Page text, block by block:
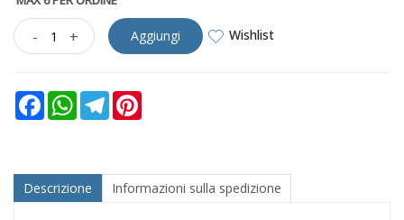
- + Aggiungi Wishlist
FacebookWhatsAppTelegram
Descrizione Informazioni sulla spedizione